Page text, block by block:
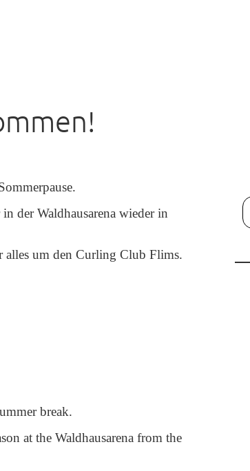
der Waldhausarena wieder in
alles um den Curling Club Flims.
break.
at the Waldhausarena from the